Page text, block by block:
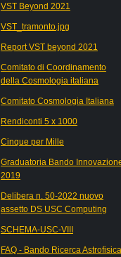
VST Beyond 2021
VST_tramonto.jpg
Report VST beyond 2021
Comitato di Coordinamento
della Cosmologia italiana
Comitato Cosmologia Italiana
Rendiconti 5 x 1000
Cinque per Mille
Graduatoria Bando
2019
Delibera n. 50-2022 nuovo
assetto DS USC Computing
SCHEMA-USC-VIII
FAQ - Bando Ricerca Astrofisica